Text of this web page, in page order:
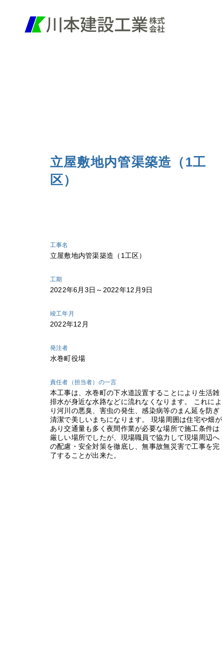
立屋敷地内管渠築造（1工
区）
工事名
立屋敷地内管渠築造（1工区）
工期
2022年6月3日～2022年12月9日
竣工年月
2022年12月
発注者
水巻町役場
責任者（担当者）の一言
本工事は、水巻町の下水道設置することにより生活雑
排水が身近な水路などに流れなくなります。 これによ
り河川の悪臭、害虫の発生、感染病等のまん延を防ぎ
清潔で美しいまちになります。 現場周囲は住宅や畑が
あり交通量も多く夜間作業が必要な場所で施工条件は
厳しい場所でしたが、現場職員で協力して現場周辺へ
の配慮・安全対策を徹底し、無事故無災害で工事を完
了することが出来た。